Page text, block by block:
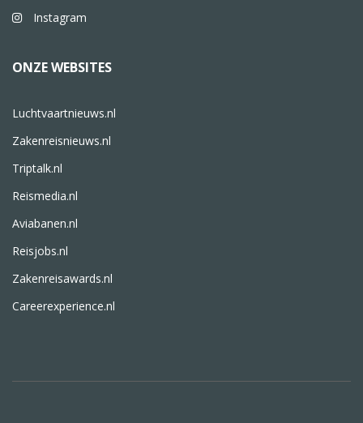
Instagram
ONZE WEBSITES
Luchtvaartnieuws.nl
Zakenreisnieuws.nl
Triptalk.nl
Reismedia.nl
Aviabanen.nl
Reisjobs.nl
Zakenreisawards.nl
Careerexperience.nl